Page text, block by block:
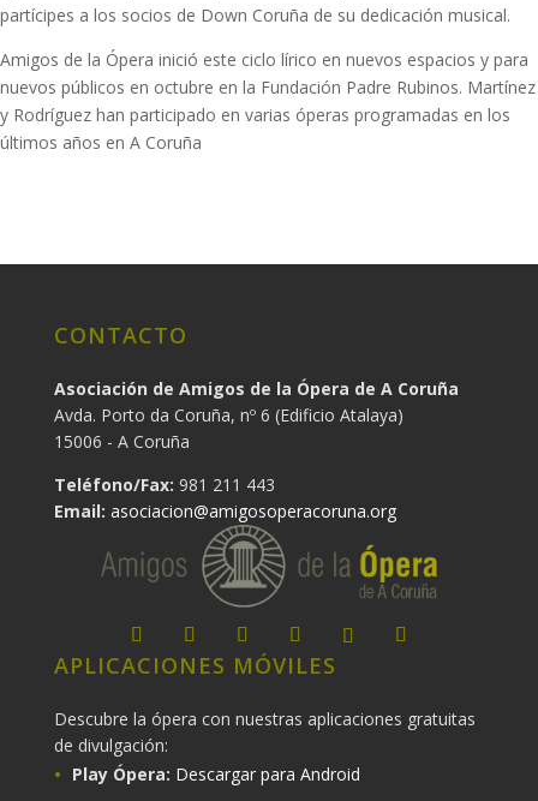
partícipes a los socios de Down Coruña de su dedicación musical.
Amigos de la Ópera inició este ciclo lírico en nuevos espacios y para
nuevos públicos en octubre en la Fundación Padre Rubinos. Martínez
y Rodríguez han participado en varias óperas programadas en los
últimos años en A Coruña
CONTACTO
Asociación de Amigos de la Ópera de A Coruña
Avda. Porto da Coruña, nº 6 (Edificio Atalaya)
15006 - A Coruña
Teléfono/Fax: 981 211 443
Email: asociacion@amigosoperacoruna.org
APLICACIONES MÓVILES
Descubre la ópera con nuestras aplicaciones gratuitas
de divulgación:
Play Ópera: Descargar para Android